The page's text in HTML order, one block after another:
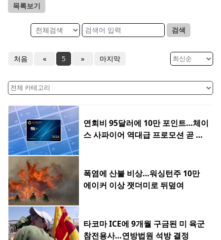
목록보기
검색
처음 « 5 » 마지막
연회비 95달러에 10만 포인트…체이
스 사파이어 역대급 프로모션 곧 종
폭염에 산불 비상…워싱턴주 10만
에이커 이상 잿더미로 뒤덮여
타코마 ICE에 9개월 구금된 미 육군
참전용사…연방법원 석방 결정